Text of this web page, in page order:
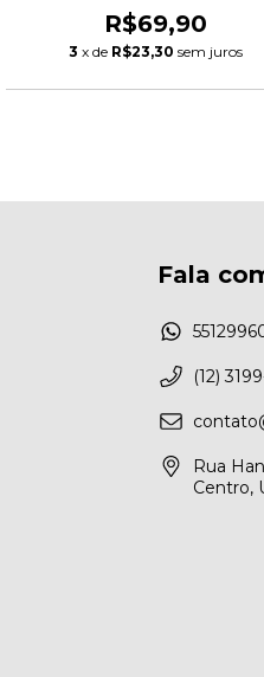
R$69,90
3 x de R$23,30 sem juros
Fala
(12)
Rua
Centro,